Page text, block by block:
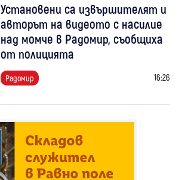
Установени са извършителят и
авторът на видеото с насилие
над момче в Радомир, съобщиха
от полицията
Радомир 16:26